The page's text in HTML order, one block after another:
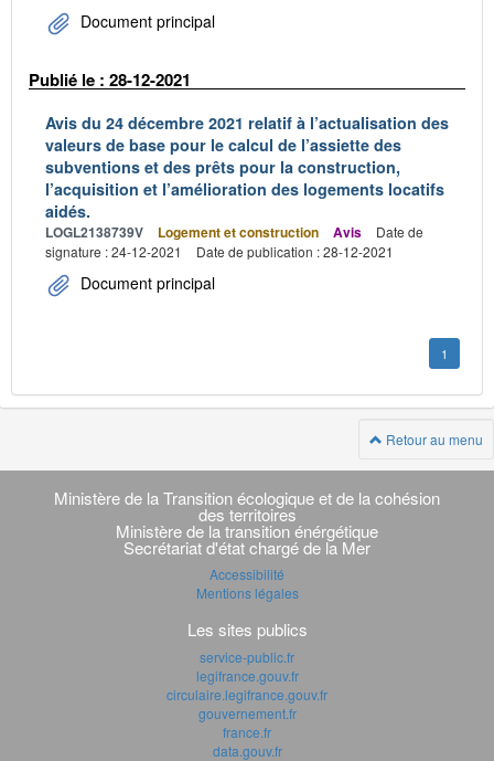
Document principal
Publié le : 28-12-2021
Avis du 24 décembre 2021 relatif à l’actualisation des
valeurs de base pour le calcul de l’assiette des
subventions et des prêts pour la construction,
l’acquisition et l’amélioration des logements locatifs
aidés.
LOGL2138739V Logement et construction Avis
Date de
signature : 24-12-2021
Date de publication : 28-12-2021
Document principal
1
Retour au menu
Navigation
transverse
Ministère de la Transition écologique et de la cohésion
des territoires
Ministère de la transition énérgétique
Secrétariat d'état chargé de la Mer
Accessibilité
Mentions légales
Les sites publics
service-public.fr
legifrance.gouv.fr
circulaire.legifrance.gouv.fr
gouvernement.fr
france.fr
data.gouv.fr